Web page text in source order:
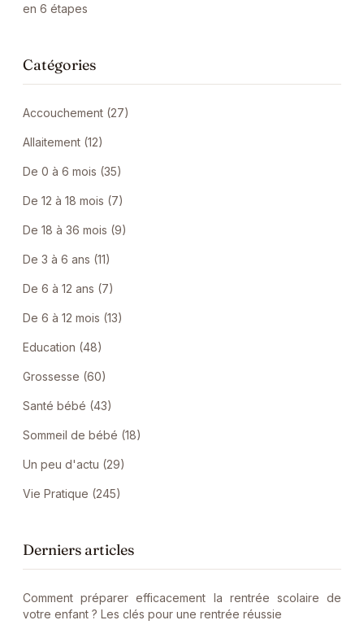
en 6 étapes
Catégories
Accouchement (27)
Allaitement (12)
De 0 à 6 mois (35)
De 12 à 18 mois (7)
De 18 à 36 mois (9)
De 3 à 6 ans (11)
De 6 à 12 ans (7)
De 6 à 12 mois (13)
Education (48)
Grossesse (60)
Santé bébé (43)
Sommeil de bébé (18)
Un peu d'actu (29)
Vie Pratique (245)
Derniers articles
Comment préparer efficacement la rentrée scolaire de
votre enfant ? Les clés pour une rentrée réussie